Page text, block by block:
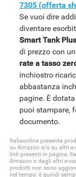
7305 (offerta
Se vuoi dire
diventare
Smart Tank
di prezzo con
rate a tasso
inchiostro
abbastanza
pagine. È
puoi stampare,
documento.
Italiaonline presenta
su Amazon e/o su altri
link presenti in pagina,
Amazon o dagli altri e-
prodotti non sono
nel tempo: è quindi